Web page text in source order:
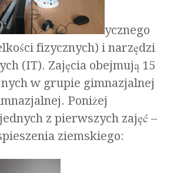
ycznego
fizycznych) i narzędzi
(IT). Zajęcia obejmują 15
w grupie gimnazjalnej
Poniżej
z pierwszych zajęć –
ziemskiego: